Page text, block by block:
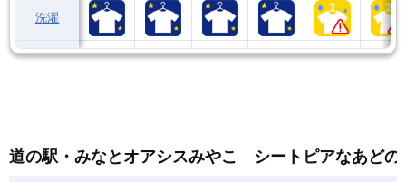
洗濯
道の駅・みなとオアシスみやこ シートピアなあどの